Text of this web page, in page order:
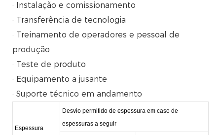
· Instalação e comissionamento
· Transferência de tecnologia
· Treinamento de operadores e pessoal de
produção
· Teste de produto
· Equipamento a jusante
· Suporte técnico em andamento
Espessura
Desvio permitido de espessura em caso de
espessuras a seguir